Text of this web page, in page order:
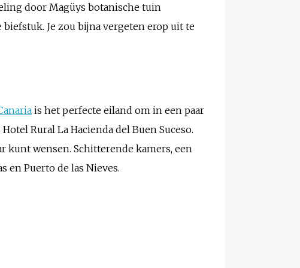
door Magüys botanische tuin
Je zou bijna vergeten erop uit te
is het perfecte eiland om in een paar
Rural La Hacienda del Buen Suceso.
kunt wensen. Schitterende kamers, een
en Puerto de las Nieves.